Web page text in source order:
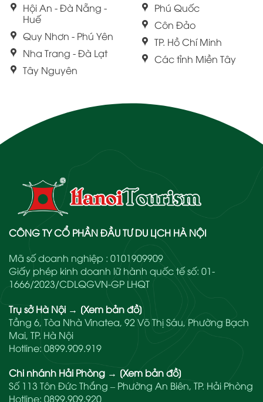
Hội An - Đà Nẵng -
Huế
Quy Nhơn - Phú Yên
Nha Trang - Đà Lạt
Tây Nguyên
Phú Quốc
Côn Đảo
TP. Hồ Chí Minh
Các tỉnh Miền Tây
CÔNG TY CỔ PHẦN ĐẦU TƯ DU LỊCH HÀ NỘI
Mã số doanh nghiệp : 0101909909
Giấy phép kinh doanh lữ hành quốc tế số: 01-
1666/2023/CDLQGVN-GP LHQT
Trụ sở Hà Nội → [Xem bản đồ]
Tầng 6, Tòa Nhà Vinatea, 92 Võ Thị Sáu, Phường Bạch
Mai, TP. Hà Nội
Hotline: 0899.909.919
Chi nhánh Hải Phòng → [Xem bản đồ]
Số 113 Tôn Đức Thắng – Phường An Biên, TP. Hải Phòng
Hotline: 0899.909.920